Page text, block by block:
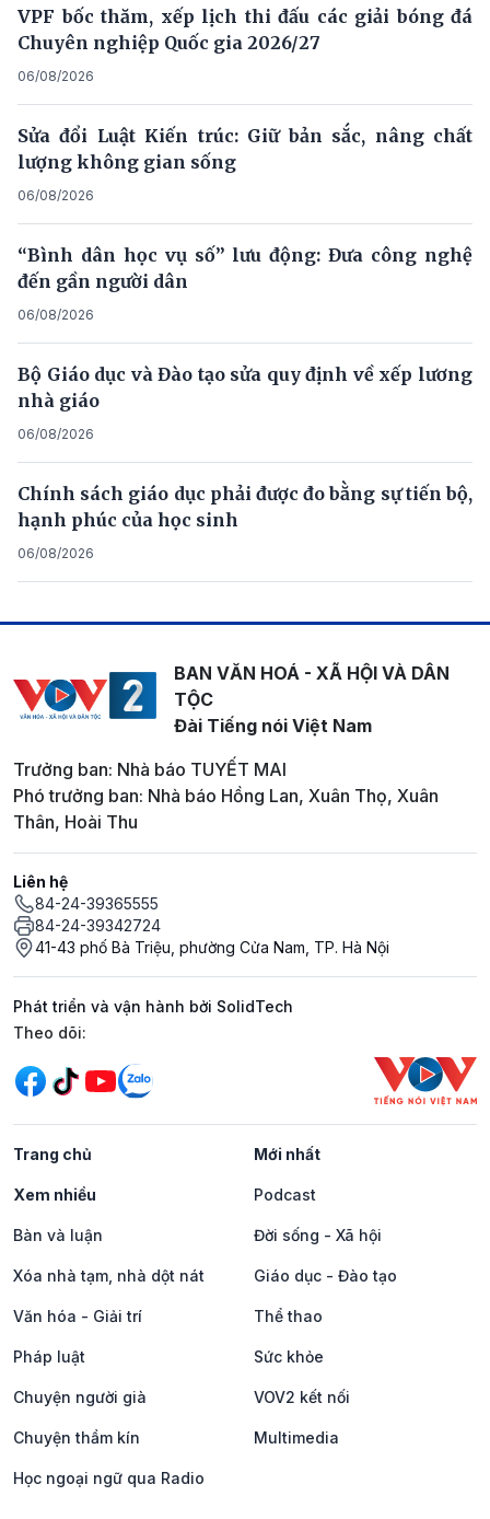
VPF bốc thăm, xếp lịch thi đấu các giải bóng đá
Chuyên nghiệp Quốc gia 2026/27
06/08/2026
Sửa đổi Luật Kiến trúc: Giữ bản sắc, nâng chất
lượng không gian sống
06/08/2026
“Bình dân học vụ số” lưu động: Đưa công nghệ
đến gần người dân
06/08/2026
Bộ Giáo dục và Đào tạo sửa quy định về xếp lương
nhà giáo
06/08/2026
Chính sách giáo dục phải được đo bằng sự tiến bộ,
hạnh phúc của học sinh
06/08/2026
BAN VĂN HOÁ - XÃ HỘI VÀ DÂN
TỘC
Đài Tiếng nói Việt Nam
Trưởng ban: Nhà báo TUYẾT MAI
Phó trưởng ban: Nhà báo Hồng Lan, Xuân Thọ, Xuân
Thân, Hoài Thu
Liên hệ
84-24-39365555
84-24-39342724
41-43 phố Bà Triệu, phường Cửa Nam, TP. Hà Nội
Phát triển và vận hành bởi SolidTech
Mạng xã hội
Theo dõi:
Trang chủ Mới nhất
Xem nhiều Podcast
Bàn và luận Đời sống - Xã hội
Xóa nhà tạm, nhà dột nát Giáo dục - Đào tạo
Văn hóa - Giải trí Thể thao
Pháp luật Sức khỏe
Chuyện người già VOV2 kết nối
Chuyện thầm kín Multimedia
Học ngoại ngữ qua Radio